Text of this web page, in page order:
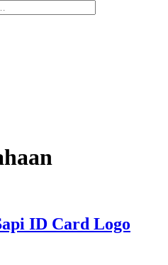
ID Card Logo